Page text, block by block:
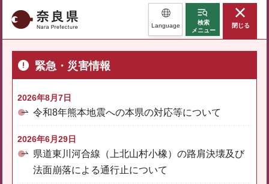
奈良県 Language
検索
メニュー
閉じる
緊急・災害情報
2026年8月7日
令和8年熊本地震への本県の対応等について
2026年6月29日
県道東川河合線（上北山村小橡）の路肩決壊及び
法面崩落による通行止について